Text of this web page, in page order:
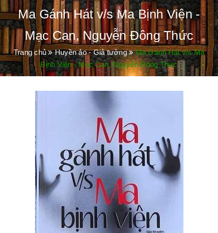
Ma Gánh Hát v/s Ma Bịnh Viện -
Mạc Can, Nguyễn Đông Thức
Trang chủ Huyền ảo - Giả tưởng
Ma Gánh Hát v/s Ma
Bịnh Viện - Mạc Can, Nguyễn Đông Thức